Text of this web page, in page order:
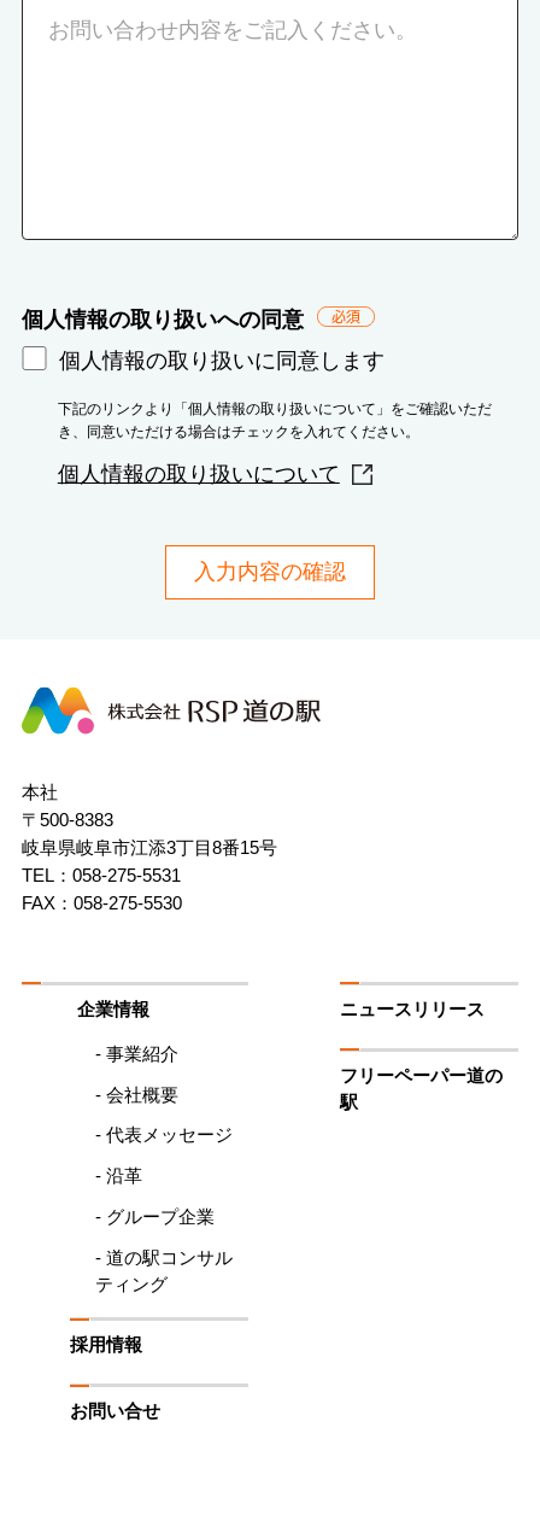
個人情報の取り扱いへの同意 必
須
個人情報の取り扱いに同意します
下記のリンクより「個人情報の取り扱いについて」をご確認いただ
き、同意いただける場合はチェックを入れてください。
個人情報の取り扱いについて
株
式
RSP
道
の
駅
本社
〒500-8383
岐阜県岐阜市江添3丁目8番15号
TEL：058-275-5531
FAX：058-275-5530
企業情報
- 事業紹介
- 会社概要
- 代表メッセージ
- 沿革
- グループ企業
- 道の駅コンサル
ティング
ニュースリリース
フリーペーパー道の
駅
採用情報
お問い合せ